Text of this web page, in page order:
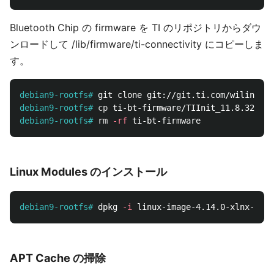
Bluetooth Chip の firmware を TI のリポジトリからダウ
ンロードして /lib/firmware/ti-connectivity にコピーしま
す。
debian9-rootfs#
debian9-rootfs# cp
debian9-rootfs#
rm -rf
Linux Modules のインストール
debian9-rootfs# dpkg -i
APT Cache の掃除